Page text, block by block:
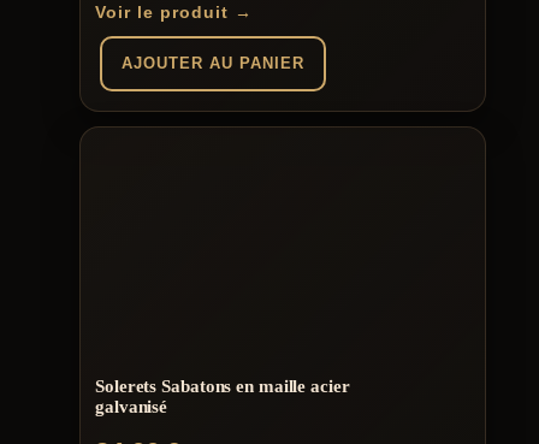
Voir le produit →
AJOUTER AU PANIER
Solerets Sabatons en maille acier
galvanisé